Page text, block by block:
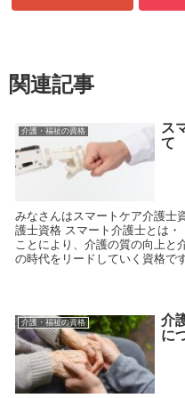
関連記事
介護・福祉の資格
ス
て
みなさんはスマートケア介護士
護士資格 スマート介護士とは
ことにより、介護の質の向上と
の時代をリードしていく資格で
介護・福祉の資格
介
に